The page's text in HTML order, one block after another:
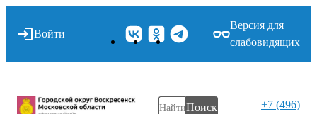
Войти
Версия для
слабовидящих
Поиск
+7 (496)